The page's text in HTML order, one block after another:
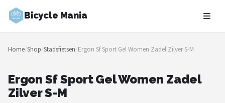
Bicycle Mania
Zoeken
NAVIGATIE
Merken
Home/Shop/Stadsfietsen/Ergon Sf Sport Gel Women Zadel Zilver S-M
Ergon Sf Sport Gel Women Zadel
Zilver S-M